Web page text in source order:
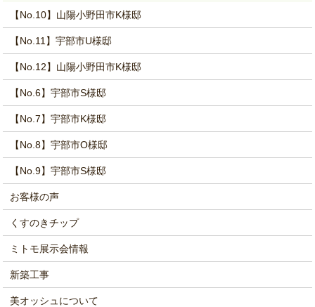
【No.10】山陽小野田市K様邸
【No.11】宇部市U様邸
【No.12】山陽小野田市K様邸
【No.6】宇部市S様邸
【No.7】宇部市K様邸
【No.8】宇部市O様邸
【No.9】宇部市S様邸
お客様の声
くすのきチップ
ミトモ展示会情報
新築工事
美オッシュについて